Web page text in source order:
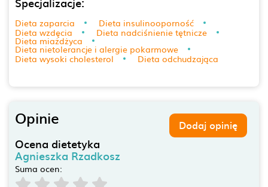
Dieta zaparcia
Dieta insulinooporność
Dieta wzdęcia
Dieta nadciśnienie tętnicze
Dieta miażdżyca
Dieta nietolerancje i alergie pokarmowe
Dieta wysoki cholesterol
Dieta odchudzająca
Opinie Dodaj opinię
Ocena dietetyka
Agnieszka Rzadkosz
Suma ocen: